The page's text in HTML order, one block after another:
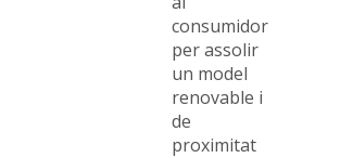
consumidor
per assolir
un model
renovable i
de
proximitat